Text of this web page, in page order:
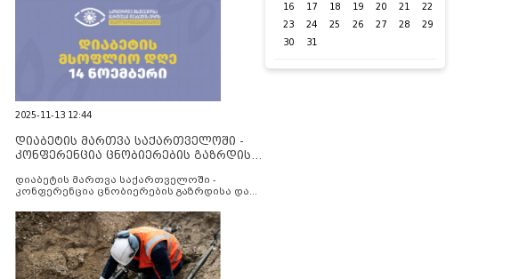
2025-11-13 12:44
დიაბეტის მართვა საქართველოში -
კონფერენცია ცნობიერების გაზრდისა
დიაბეტის მართვა საქართველოში -
კონფერენცია ცნობიერების გაზრდისა და
16
17 18 19 20 21
22
23
24 25 26 27 28
29
30
31